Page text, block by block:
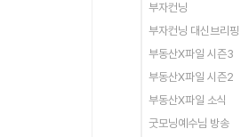
부자컨닝
부자컨닝 대신브리핑
부동산X파일 시즌3
부동산X파일 시즌2
부동산X파일 소식
굿모닝예수님 방송